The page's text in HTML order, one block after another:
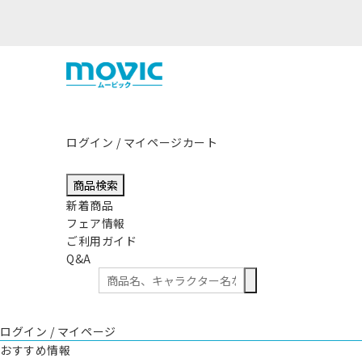
ログイン / マイページカート
商品検索
新着商品
フェア情報
ご利用ガイド
Q&A
ログイン / マイページ
おすすめ情報